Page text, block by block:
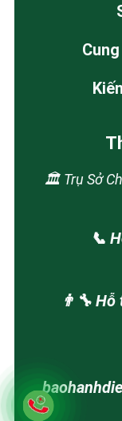
🏛️ Trụ Sở
📞
👨‍🔧